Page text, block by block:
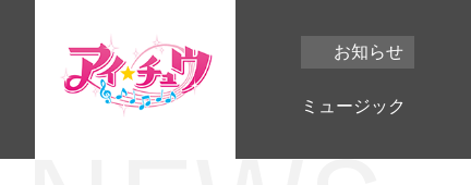
お知らせ
ミュージック